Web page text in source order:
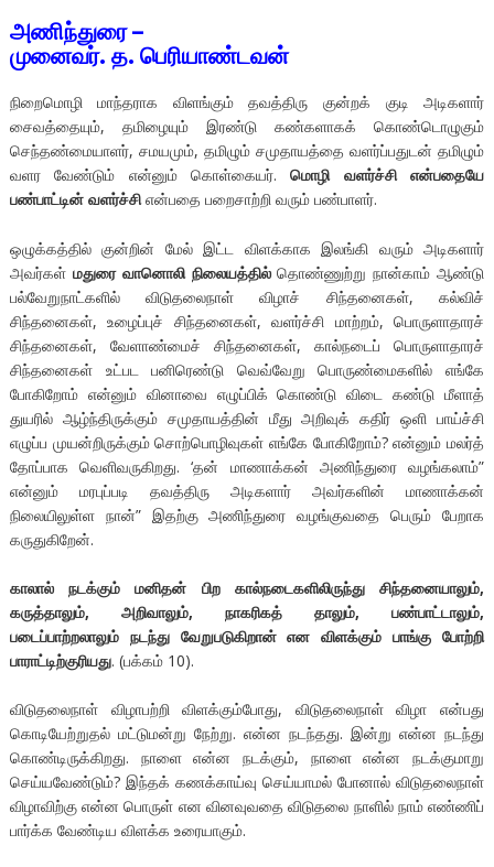
அணிந்துரை–
முனைவர். த. பெரியாண்டவன்
நிறைமொழி மாந்தராக விளங்கும் தவத்திரு குன்றக் குடி அடிகளார்
சைவத்தையும், தமிழையும் இரண்டு கண்களாகக் கொண்டொழுகும்
செந்தண்மையாளர், சமயமும், தமிழும் சமுதாயத்தை வளர்ப்பதுடன் தமிழும்
வளர வேண்டும் என்னும் கொள்கையர்.மொழி வளர்ச்சி என்பதையே
பண்பாட்டின் வளர்ச்சிஎன்பதை பறைசாற்றி வரும் பண்பாளர்.
ஒழுக்கத்தில் குன்றின் மேல் இட்ட விளக்காக இலங்கி வரும் அடிகளார்
அவர்கள் மதுரை வானொலி நிலையத்தில்தொண்ணுற்று நான்காம் ஆண்டு
பல்வேறுநாட்களில் விடுதலைநாள் விழாச் சிந்தனைகள், கல்விச்
சிந்தனைகள், உழைப்புச் சிந்தனைகள், வளர்ச்சி மாற்றம், பொருளாதாரச்
சிந்தனைகள், வேளாண்மைச் சிந்தனைகள், கால்நடைப் பொருளாதாரச்
சிந்தனைகள் உட்பட பனிரெண்டு வெவ்வேறு பொருண்மைகளில் எங்கே
போகிறோம் என்னும் வினாவை எழுப்பிக் கொண்டு விடை கண்டு மீளாத்
துயரில் ஆழ்ந்திருக்கும் சமுதாயத்தின் மீது அறிவுக் கதிர் ஒளி பாய்ச்சி
எழுப்ப முயன்றிருக்கும் சொற்பொழிவுகள் எங்கே போகிறோம்? என்னும் மலர்த்
தோப்பாக வெளிவருகிறது. ‘தன் மாணாக்கன் அணிந்துரை வழங்கலாம்”
என்னும் மரபுப்படி தவத்திரு அடிகளார் அவர்களின் மாணாக்கன்
நிலையிலுள்ள நான்” இதற்கு அணிந்துரை வழங்குவதை பெரும் பேறாக
கருதுகிறேன்.
காலால் நடக்கும் மனிதன் பிற கால்நடைகளிலிருந்து சிந்தனையாலும்,
கருத்தாலும், அறிவாலும், நாகரிகத் தாலும், பண்பாட்டாலும்,
படைப்பாற்றலாலும் நடந்து வேறுபடுகிறான் என விளக்கும் பாங்கு போற்றி
பாராட்டிற்குரியது. (பக்கம் 10).
விடுதலைநாள் விழாபற்றி விளக்கும்போது, விடுதலைநாள் விழா என்பது
கொடியேற்றுதல் மட்டுமன்று நேற்று. என்ன நடந்தது. இன்று என்ன நடந்து
கொண்டிருக்கிறது. நாளை என்ன நடக்கும், நாளை என்ன நடக்குமாறு
செய்யவேண்டும்? இந்தக் கணக்காய்வு செய்யாமல் போனால் விடுதலைநாள்
விழாவிற்கு என்ன பொருள் என வினவுவதை விடுதலை நாளில் நாம் எண்ணிப்
பார்க்க வேண்டிய விளக்க உரையாகும்.